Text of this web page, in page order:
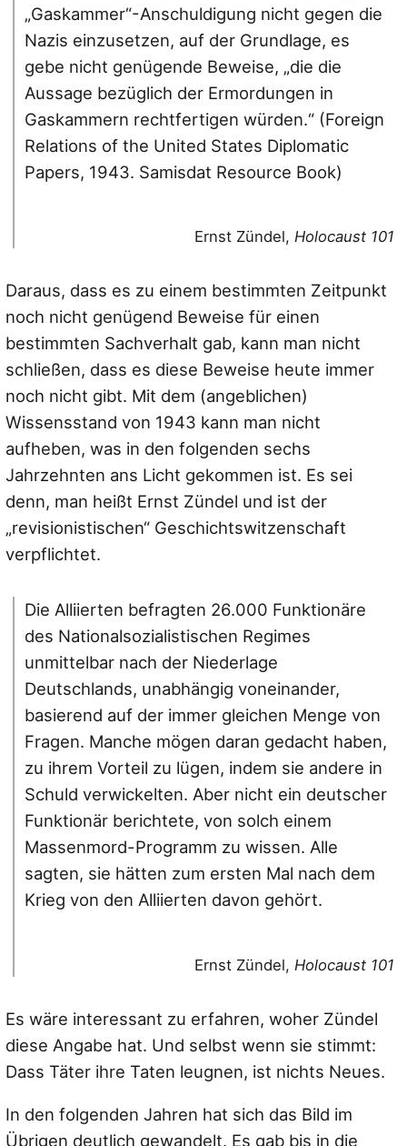
„Gaskammer“-Anschuldigung nicht gegen die
Nazis einzusetzen, auf der Grundlage, es
gebe nicht genügende Beweise, „die die
Aussage bezüglich der Ermordungen in
Gaskammern rechtfertigen würden.“ (Foreign
Relations of the United States Diplomatic
Papers, 1943. Samisdat Resource Book)
Ernst Zündel, Holocaust 101
Daraus, dass es zu einem bestimmten Zeitpunkt
noch nicht genügend Beweise für einen
bestimmten Sachverhalt gab, kann man nicht
schließen, dass es diese Beweise heute immer
noch nicht gibt. Mit dem (angeblichen)
Wissensstand von 1943 kann man nicht
aufheben, was in den folgenden sechs
Jahrzehnten ans Licht gekommen ist. Es sei
denn, man heißt Ernst Zündel und ist der
„revisionistischen“ Geschichtswitzenschaft
verpflichtet.
Die Alliierten befragten 26.000 Funktionäre
des Nationalsozialistischen Regimes
unmittelbar nach der Niederlage
Deutschlands, unabhängig voneinander,
basierend auf der immer gleichen Menge von
Fragen. Manche mögen daran gedacht haben,
zu ihrem Vorteil zu lügen, indem sie andere in
Schuld verwickelten. Aber nicht ein deutscher
Funktionär berichtete, von solch einem
Massenmord-Programm zu wissen. Alle
sagten, sie hätten zum ersten Mal nach dem
Krieg von den Alliierten davon gehört.
Ernst Zündel, Holocaust 101
Es wäre interessant zu erfahren, woher Zündel
diese Angabe hat. Und selbst wenn sie stimmt:
Dass Täter ihre Taten leugnen, ist nichts Neues.
In den folgenden Jahren hat sich das Bild im
Übrigen deutlich gewandelt. Es gab bis in die